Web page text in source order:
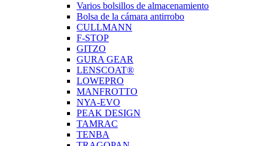
Varios bolsillos de almacenamiento
Bolsa de la cámara antirrobo
CULLMANN
F-STOP
GITZO
GURA GEAR
LENSCOAT®
LOWEPRO
MANFROTTO
NYA-EVO
PEAK DESIGN
TAMRAC
TENBA